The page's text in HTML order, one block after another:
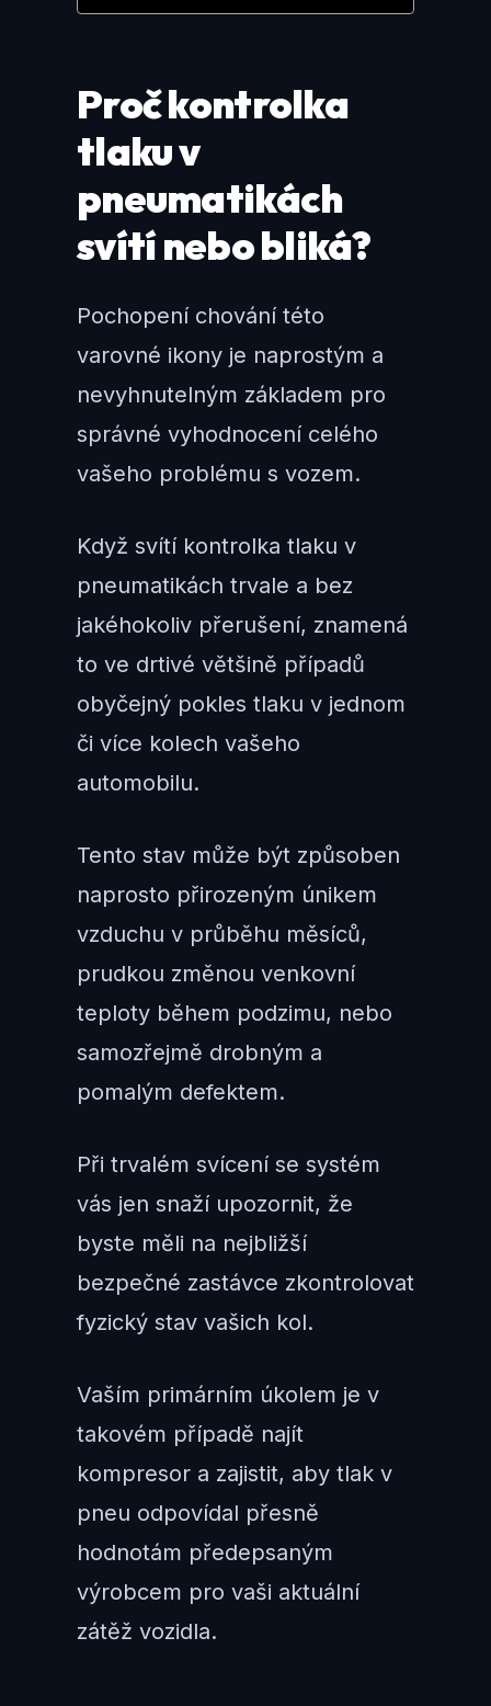
Proč kontrolka
tlaku v
pneumatikách
svítí nebo bliká?
Pochopení chování této
varovné ikony je naprostým a
nevyhnutelným základem pro
správné vyhodnocení celého
vašeho problému s vozem.
Když svítí kontrolka tlaku v
pneumatikách trvale a bez
jakéhokoliv přerušení, znamená
to ve drtivé většině případů
obyčejný pokles tlaku v jednom
či více kolech vašeho
automobilu.
Tento stav může být způsoben
naprosto přirozeným únikem
vzduchu v průběhu měsíců,
prudkou změnou venkovní
teploty během podzimu, nebo
samozřejmě drobným a
pomalým defektem.
Při trvalém svícení se systém
vás jen snaží upozornit, že
byste měli na nejbližší
bezpečné zastávce zkontrolovat
fyzický stav vašich kol.
Vaším primárním úkolem je v
takovém případě najít
kompresor a zajistit, aby tlak v
pneu odpovídal přesně
hodnotám předepsaným
výrobcem pro vaši aktuální
zátěž vozidla.